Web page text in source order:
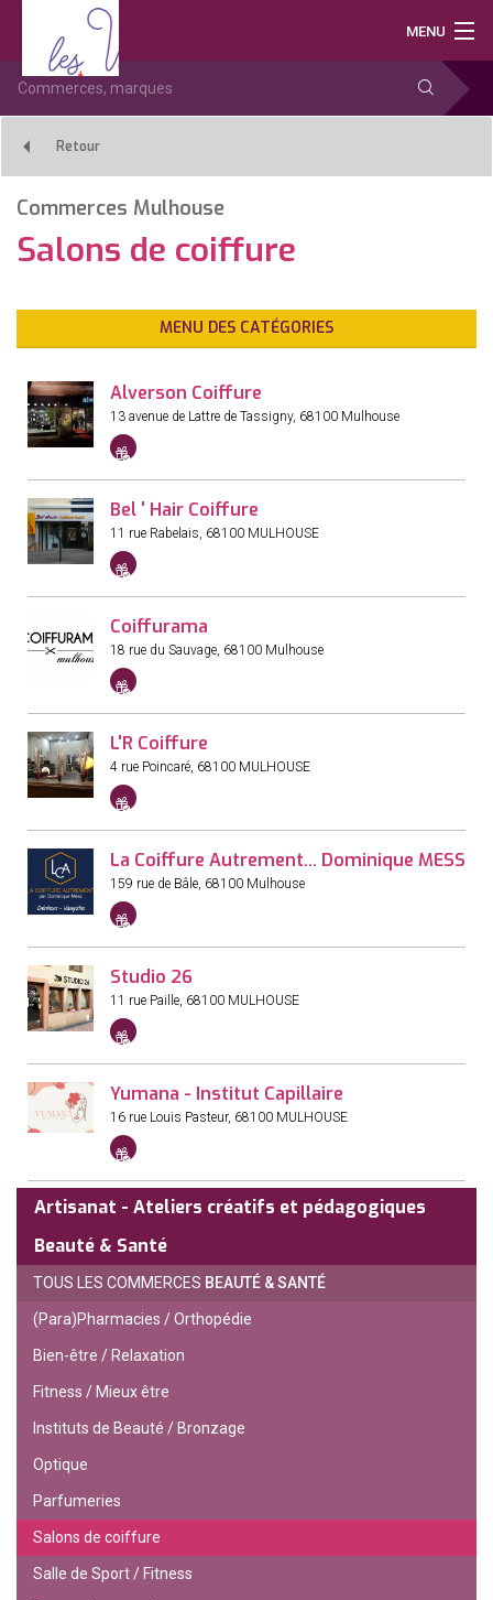
directement
directement
au
Mulhouse
MENU
TOUS LES COMMERCES
NEWS, BONS PLANS & OFFRES D'EMPLOI
MULHOUSE PRATIQUE
CHÈQUES CADEAUX
Recherche:
Retour
Commerces Mulhouse
Salons de coiffure
MENU DES CATÉGORIES
Alverson Coiffure
13 avenue de Lattre de Tassigny, 68100 Mulhouse
chèque
cadeaux
Bel ' Hair Coiffure
11 rue Rabelais, 68100 MULHOUSE
chèque
cadeaux
Coiffurama
18 rue du Sauvage, 68100 Mulhouse
chèque
cadeaux
L'R Coiffure
4 rue Poincaré, 68100 MULHOUSE
chèque
cadeaux
La Coiffure Autrement... Dominique MESS
159 rue de Bâle, 68100 Mulhouse
chèque
cadeaux
Studio 26
11 rue Paille, 68100 MULHOUSE
chèque
cadeaux
Yumana - Institut Capillaire
16 rue Louis Pasteur, 68100 MULHOUSE
chèque
cadeaux
Artisanat - Ateliers créatifs et pédagogiques
Beauté & Santé
TOUS LES COMMERCES BEAUTÉ & SANTÉ
(Para)Pharmacies / Orthopédie
Bien-être / Relaxation
Fitness / Mieux être
Instituts de Beauté / Bronzage
Optique
Parfumeries
Salons de coiffure
Salle de Sport / Fitness